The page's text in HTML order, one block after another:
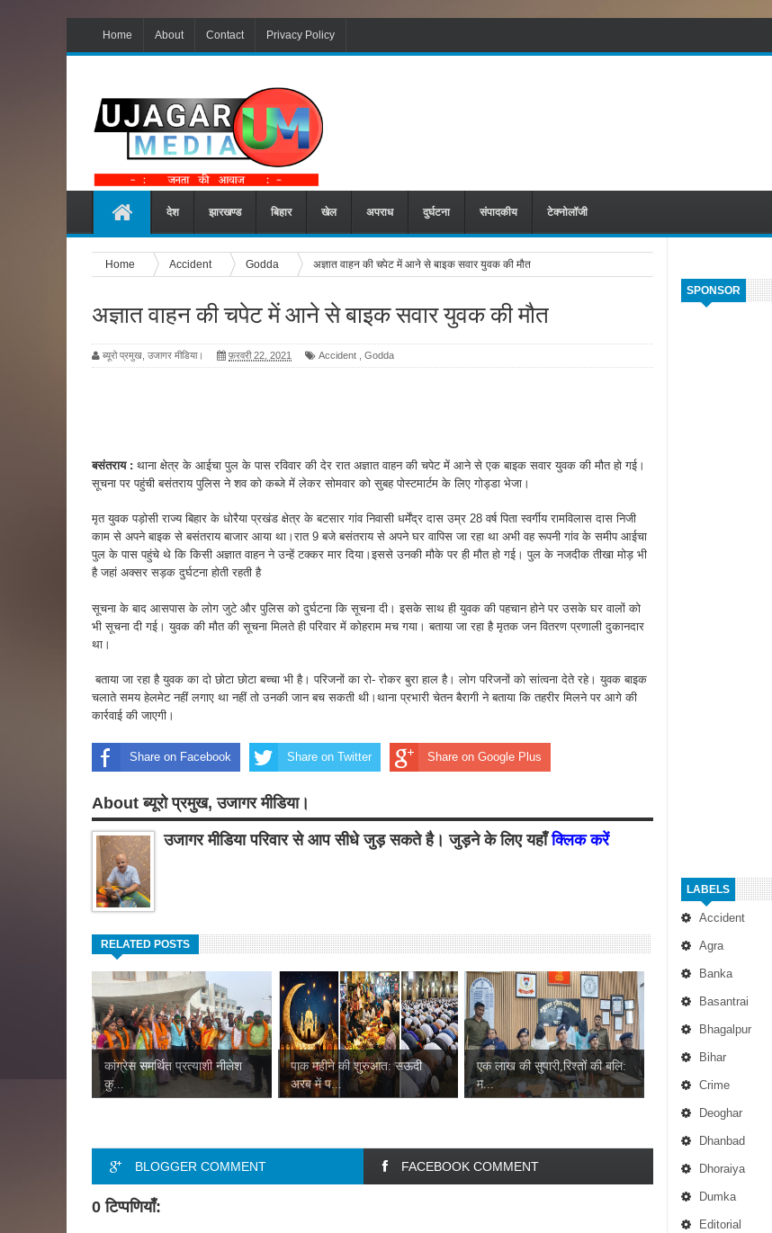
Home About Contact Privacy Policy
देश झारखण्ड बिहार खेल अपराध दुर्घटना संपादकीय टेक्नोलॉजी
SPONSOR
LABELS
Accident
Agra
Banka
Basantrai
Bhagalpur
Bihar
Crime
Deoghar
Dhanbad
Dhoraiya
Dumka
Editorial
Home Accident Godda अज्ञात वाहन की चपेट में आने से बाइक सवार युवक की मौत
अज्ञात वाहन की चपेट में आने से बाइक सवार युवक की मौत
ब्यूरो प्रमुख, उजागर मीडिया। फ़रवरी 22, 2021 Accident Godda
बसंतराय : थाना क्षेत्र के आईचा पुल के पास रविवार की देर रात अज्ञात वाहन की चपेट में आने से एक बाइक सवार युवक की मौत हो गई।
सूचना पर पहुंची बसंतराय पुलिस ने शव को कब्जे में लेकर सोमवार को सुबह पोस्टमार्टम के लिए गोड्डा भेजा।
मृत युवक पड़ोसी राज्य बिहार के धोरैया प्रखंड क्षेत्र के बटसार गांव निवासी धर्मेंद्र दास उम्र 28 वर्ष पिता स्वर्गीय रामविलास दास निजी
काम से अपने बाइक से बसंतराय बाजार आया था।रात 9 बजे बसंतराय से अपने घर वापिस जा रहा था अभी वह रूपनी गांव के समीप आईचा
पुल के पास पहुंचे थे कि किसी अज्ञात वाहन ने उन्हें टक्कर मार दिया।इससे उनकी मौके पर ही मौत हो गई। पुल के नजदीक तीखा मोड़ भी
है जहां अक्सर सड़क दुर्घटना होती रहती है
सूचना के बाद आसपास के लोग जुटे और पुलिस को दुर्घटना कि सूचना दी। इसके साथ ही युवक की पहचान होने पर उसके घर वालों को
भी सूचना दी गई। युवक की मौत की सूचना मिलते ही परिवार में कोहराम मच गया। बताया जा रहा है मृतक जन वितरण प्रणाली दुकानदार
था।
बताया जा रहा है युवक का दो छोटा छोटा बच्चा भी है। परिजनों का रो- रोकर बुरा हाल है। लोग परिजनों को सांत्वना देते रहे। युवक बाइक
चलाते समय हेलमेट नहीं लगाए था नहीं तो उनकी जान बच सकती थी।थाना प्रभारी चेतन बैरागी ने बताया कि तहरीर मिलने पर आगे की
कार्रवाई की जाएगी।
Share on Facebook Share on Twitter Share on Google Plus
About ब्यूरो प्रमुख, उजागर मीडिया।
उजागर मीडिया परिवार से आप सीधे जुड़ सकते है। जुड़ने के लिए यहाँक्लिक करें
RELATED POSTS
कांग्रेस समर्थित प्रत्याशी नीलेश
कु...
पाक महीने की शुरुआत: सऊदी
अरब में प...
एक लाख की सुपारी,रिश्तों की बलि:
म...
BLOGGER COMMENT FACEBOOK COMMENT
0 टिप्पणियाँ: